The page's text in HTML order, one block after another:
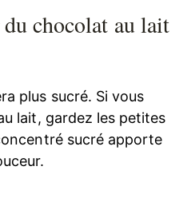
chocolat au lait
plus sucré. Si vous
lait, gardez les petites
sucré apporte